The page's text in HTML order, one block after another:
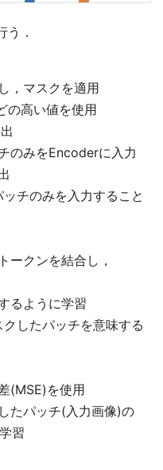
う．
，マスクを適用
の高い値を使用
のみをEncoderに入力
チのみを入力すること
ークンを結合し，
るように学習
したパッチを意味する
(MSE)を使用
たパッチ(入力画像)の
習